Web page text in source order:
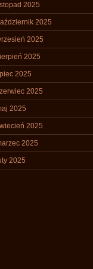
2025
2025
2025
2025
2025
2025
2025
2025
2025
2025